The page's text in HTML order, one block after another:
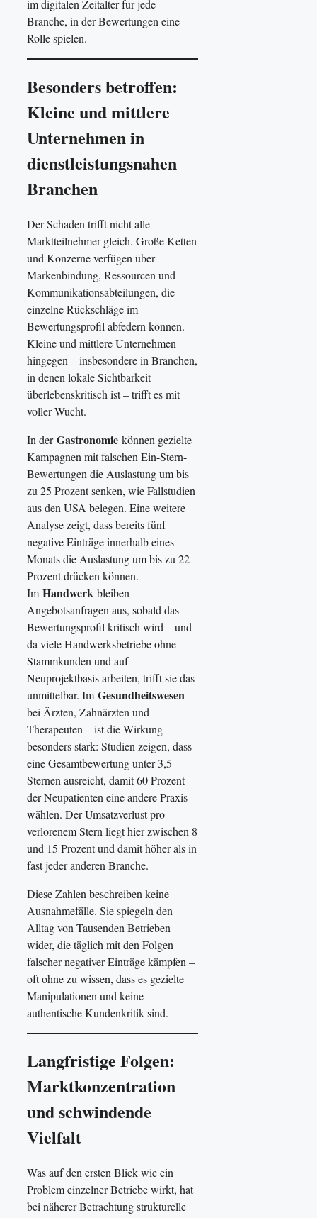
im digitalen Zeitalter für jede
Branche, in der Bewertungen eine
Rolle spielen.
Besonders betroffen:
Kleine und mittlere
Unternehmen in
dienstleistungsnahen
Branchen
Der Schaden trifft nicht alle
Marktteilnehmer gleich. Große Ketten
und Konzerne verfügen über
Markenbindung, Ressourcen und
Kommunikationsabteilungen, die
einzelne Rückschläge im
Bewertungsprofil abfedern können.
Kleine und mittlere Unternehmen
hingegen – insbesondere in Branchen,
in denen lokale Sichtbarkeit
überlebenskritisch ist – trifft es mit
voller Wucht.
In derGastronomie können gezielte
Kampagnen mit falschen Ein-Stern-
Bewertungen die Auslastung um bis
zu 25 Prozent senken, wie Fallstudien
aus den USA belegen. Eine weitere
Analyse zeigt, dass bereits fünf
negative Einträge innerhalb eines
Monats die Auslastung um bis zu 22
Prozent drücken können.
Im Handwerk bleiben
Angebotsanfragen aus, sobald das
Bewertungsprofil kritisch wird – und
da viele Handwerksbetriebe ohne
Stammkunden und auf
Neuprojektbasis arbeiten, trifft sie das
unmittelbar. Im Gesundheitswesen –
bei Ärzten, Zahnärzten und
Therapeuten – ist die Wirkung
besonders stark: Studien zeigen, dass
eine Gesamtbewertung unter 3,5
Sternen ausreicht, damit 60 Prozent
der Neupatienten eine andere Praxis
wählen. Der Umsatzverlust pro
verlorenem Stern liegt hier zwischen 8
und 15 Prozent und damit höher als in
fast jeder anderen Branche.
Diese Zahlen beschreiben keine
Ausnahmefälle. Sie spiegeln den
Alltag von Tausenden Betrieben
wider, die täglich mit den Folgen
falscher negativer Einträge kämpfen –
oft ohne zu wissen, dass es gezielte
Manipulationen und keine
authentische Kundenkritik sind.
Langfristige Folgen:
Marktkonzentration
und schwindende
Vielfalt
Was auf den ersten Blick wie ein
Problem einzelner Betriebe wirkt, hat
bei näherer Betrachtung strukturelle